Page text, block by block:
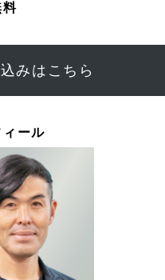
料
みはこちら
ール